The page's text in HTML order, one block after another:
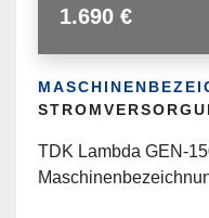
1.690 €
TDK Lambda GEN-